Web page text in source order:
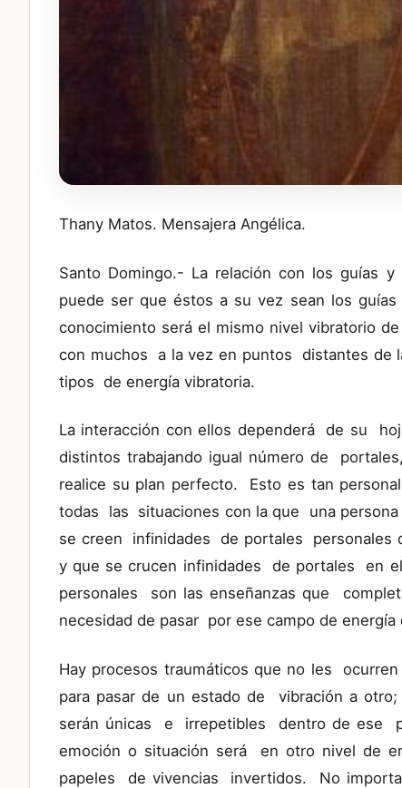
Thany Matos. Mensajera Angélica.
Santo Domingo.- La relación con los guías
puede ser que éstos a su vez sean los
conocimiento será el mismo nivel vibratorio
con muchos a la vez en puntos distantes
tipos de energía vibratoria.
La interacción con ellos dependerá de su
distintos trabajando igual número de
realice su plan perfecto. Esto es tan
todas las situaciones con la que una
se creen infinidades de portales personales
y que se crucen infinidades de portales en
personales son las enseñanzas que
necesidad de pasar por ese campo de energía
Hay procesos traumáticos que no les
para pasar de un estado de vibración a
serán únicas e irrepetibles dentro de ese
emoción o situación será en otro nivel de
papeles de vivencias invertidos. No